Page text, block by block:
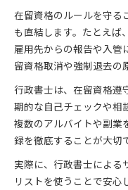
在留資格のルールを守る
も直結します。たとえば
雇用先からの報告や入管
留資格取消や強制退去の
行政書士は、在留資格遵
期的な自己チェックや相
複数のアルバイトや副業
録を徹底することが大切
実際に、行政書士による
リストを使うことで安